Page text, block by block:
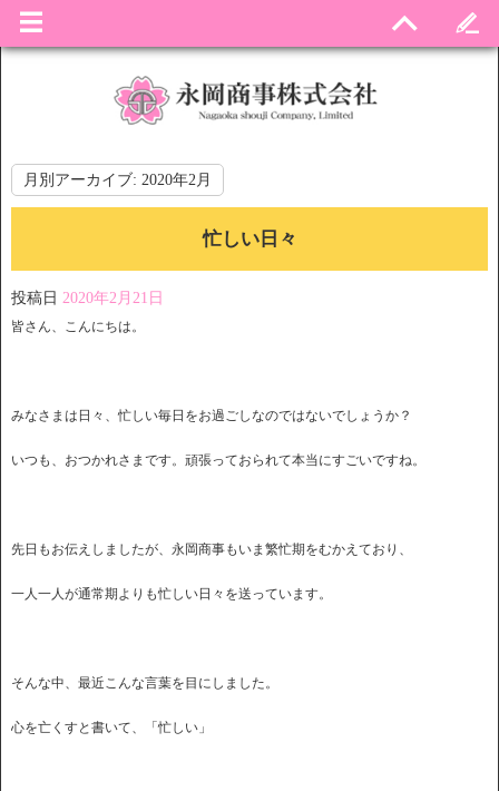
月別アーカイブ: 2020年2月
忙しい日々
投稿日 2020年2月21日
皆さん、こんにちは。
みなさまは日々、忙しい毎日をお過ごしなのではないでしょうか？
いつも、おつかれさまです。頑張っておられて本当にすごいですね。
先日もお伝えしましたが、永岡商事もいま繁忙期をむかえており、
一人一人が通常期よりも忙しい日々を送っています。
そんな中、最近こんな言葉を目にしました。
心を亡くすと書いて、「忙しい」